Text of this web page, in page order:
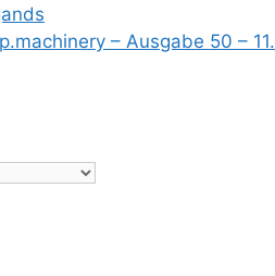
– Ausgabe 50 –